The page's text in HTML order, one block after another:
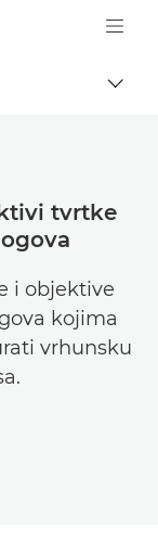
Logo, back to
tvrtke
i objektive
kojima
vrhunsku